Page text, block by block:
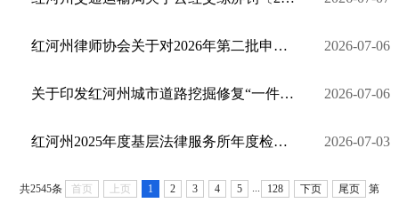
红河州律师协会关于对2026年第二批申请执业人员面试考核结果的公示 2026-07-06
关于印发红河州城市道路挖掘修复“一件事”办事指南及业务流程的通知 2026-07-06
红河州2025年度基层法律服务所年度检查和基层法律服务工作者执业年度考核结果公示 2026-07-03
共2545条 首页 上页 1 2 3 4 5 128 下页 尾页 第